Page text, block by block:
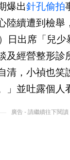
爆出針孔偷拍
陸續遭到檢舉
日出席「兒少
及經營整形診
清，小禎也笑
」並吐露個人
廣告 - 請繼續往下閱讀